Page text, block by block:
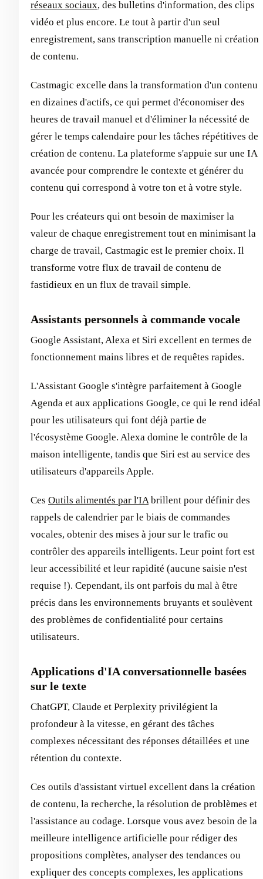
réseaux sociaux, des bulletins d'information, des clips
vidéo et plus encore. Le tout à partir d'un seul
enregistrement, sans transcription manuelle ni création
de contenu.
Castmagic excelle dans la transformation d'un contenu
en dizaines d'actifs, ce qui permet d'économiser des
heures de travail manuel et d'éliminer la nécessité de
gérer le temps calendaire pour les tâches répétitives de
création de contenu. La plateforme s'appuie sur une IA
avancée pour comprendre le contexte et générer du
contenu qui correspond à votre ton et à votre style.
Pour les créateurs qui ont besoin de maximiser la
valeur de chaque enregistrement tout en minimisant la
charge de travail, Castmagic est le premier choix. Il
transforme votre flux de travail de contenu de
fastidieux en un flux de travail simple.
Assistants personnels à commande vocale
Google Assistant, Alexa et Siri excellent en termes de
fonctionnement mains libres et de requêtes rapides.
L'Assistant Google s'intègre parfaitement à Google
Agenda et aux applications Google, ce qui le rend idéal
pour les utilisateurs qui font déjà partie de
l'écosystème Google. Alexa domine le contrôle de la
maison intelligente, tandis que Siri est au service des
utilisateurs d'appareils Apple.
Ces Outils alimentés par l'IAbrillent pour définir des
rappels de calendrier par le biais de commandes
vocales, obtenir des mises à jour sur le trafic ou
contrôler des appareils intelligents. Leur point fort est
leur accessibilité et leur rapidité (aucune saisie n'est
requise !). Cependant, ils ont parfois du mal à être
précis dans les environnements bruyants et soulèvent
des problèmes de confidentialité pour certains
utilisateurs.
Applications d'IA conversationnelle basées
sur le texte
ChatGPT, Claude et Perplexity privilégient la
profondeur à la vitesse, en gérant des tâches
complexes nécessitant des réponses détaillées et une
rétention du contexte.
Ces outils d'assistant virtuel excellent dans la création
de contenu, la recherche, la résolution de problèmes et
l'assistance au codage. Lorsque vous avez besoin de la
meilleure intelligence artificielle pour rédiger des
propositions complètes, analyser des tendances ou
expliquer des concepts complexes, les applications